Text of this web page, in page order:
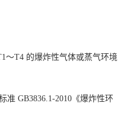
T4 的爆炸性气体或蒸气环境
GB3836.1-2010《爆炸性环